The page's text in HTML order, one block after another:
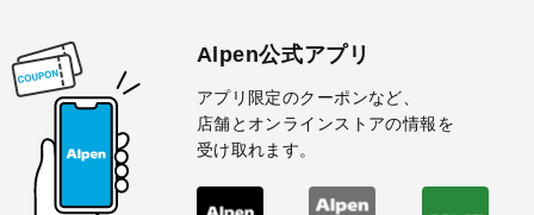
Alpen公式アプリ
アプリ限定のクーポンなど、
店舗とオンラインストアの情報を
受け取れます。